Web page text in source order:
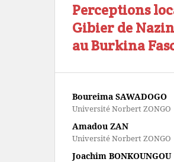
Perceptions
Gibier de
au Burkina
Boureima SAWADOGO
Université Norbert ZONGO
Amadou ZAN
Université Norbert ZONGO
Joachim BONKOUNGOU